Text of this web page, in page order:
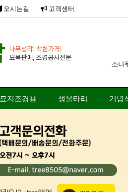
오시는길 고객센터
소나
묘지조경용 생울타리 기념